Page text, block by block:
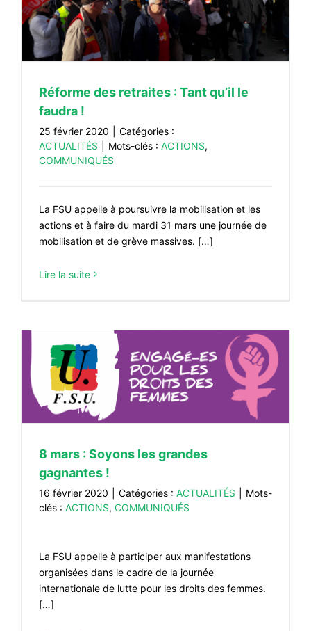
#VOS ÉLUES
#FORMATION
#ÉLECTIONS
#DÉBATS
Réforme des retraites : Tant qu’il le
faudra !
25 février 2020
Catégories :
ACTUALITÉS
Mots-clés : ACTIONS,
COMMUNIQUÉS
La FSU appelle à poursuivre la mobilisation et les
actions et à faire du mardi 31 mars une journée de
mobilisation et de grève massives. […]
Lire la suite
8 mars : Soyons les grandes
gagnantes !
16 février 2020 Catégories : ACTUALITÉS
Mots-
clés : ACTIONS, COMMUNIQUÉS
La FSU appelle à participer aux manifestations
organisées dans le cadre de la journée
internationale de lutte pour les droits des femmes.
[…]